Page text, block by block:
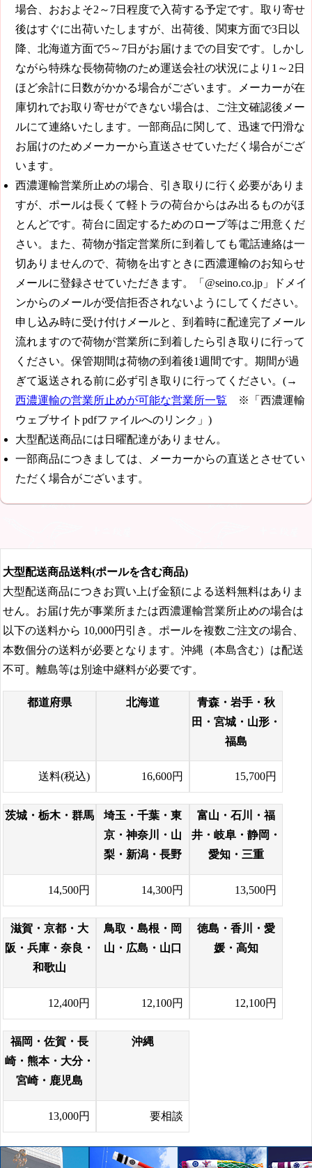
場合、おおよそ2～7日程度で入荷する予定です。取り寄せ
後はすぐに出荷いたしますが、出荷後、関東方面で3日以
降、北海道方面で5～7日がお届けまでの目安です。しかし
ながら特殊な長物荷物のため運送会社の状況により1～2日
ほど余計に日数がかかる場合がございます。メーカーが在
庫切れでお取り寄せができない場合は、ご注文確認後メー
ルにて連絡いたします。一部商品に関して、迅速で円滑な
お届けのためメーカーから直送させていただく場合がござ
います。
西濃運輸営業所止めの場合、引き取りに行く必要がありま
すが、ポールは長くて軽トラの荷台からはみ出るものがほ
とんどです。荷台に固定するためのロープ等はご用意くだ
さい。また、荷物が指定営業所に到着しても電話連絡は一
切ありませんので、荷物を出すときに西濃運輸のお知らせ
メールに登録させていただきます。「@seino.co.jp」ドメイ
ンからのメールが受信拒否されないようにしてください。
申し込み時に受け付けメールと、到着時に配達完了メール
流れますので荷物が営業所に到着したら引き取りに行って
ください。保管期間は荷物の到着後1週間です。期間が過
ぎて返送される前に必ず引き取りに行ってください。(→
西濃運輸の営業所止めが可能な営業所一覧 ※「西濃運輸
ウェブサイトpdfファイルへのリンク」)
大型配送商品には日曜配達がありません。
一部商品につきましては、メーカーからの直送とさせてい
ただく場合がございます。
大型配送商品送料(ポールを含む商品)
大型配送商品につきお買い上げ金額による送料無料はありま
せん。お届け先が事業所または西濃運輸営業所止めの場合は
以下の送料から 10,000円 引き。ポールを複数ご注文の場合、
本数個分の送料が必要となります。沖縄（本島含む）は配送
不可。離島等は別途中継料が必要です。
都道府県
送料(税込)
北海道
16,600円
青森・岩手・秋
田・宮城・山形・
福島
15,700円
茨城・栃木・群馬
14,500円
埼玉・千葉・東
京・神奈川・山
梨・新潟・長野
14,300円
富山・石川・福
井・岐阜・静岡・
愛知・三重
13,500円
滋賀・京都・大
阪・兵庫・奈良・
和歌山
12,400円
鳥取・島根・岡
山・広島・山口
12,100円
徳島・香川・愛
媛・高知
12,100円
福岡・佐賀・長
崎・熊本・大分・
宮崎・鹿児島
13,000円
沖縄
要相談